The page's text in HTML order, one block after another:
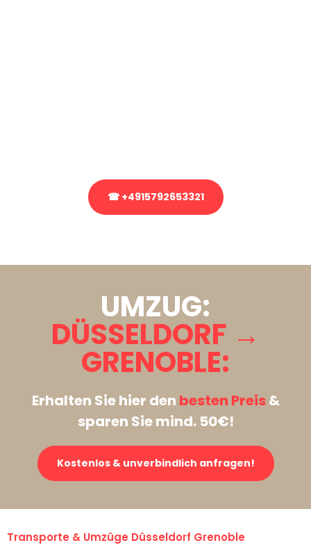
☎ +4915792653321
UMZUG:
DÜSSELDORF →
GRENOBLE:
Erhalten Sie hier den besten Preis&
sparen Sie mind. 50€!
Kostenlos & unverbindlich anfragen!
Transporte & Umzüge Düsseldorf Grenoble